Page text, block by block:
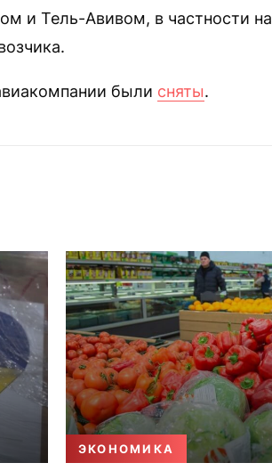
и Тель-Авивом, в частности на
были сняты.
ЭКОНОМИКА